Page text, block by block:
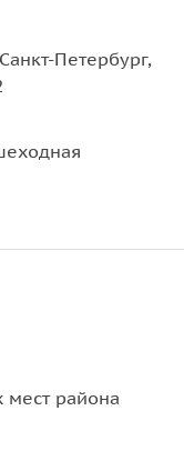
Петербург,
мест района